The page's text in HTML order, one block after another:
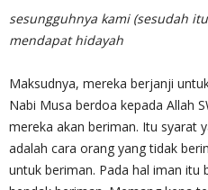
sesungguhnya kami (sesudah
mendapat hidayah
Maksudnya, mereka berjanji
Nabi Musa berdoa kepada Allah
mereka akan beriman. Itu syarat
adalah cara orang yang tidak
untuk beriman. Pada hal iman itu